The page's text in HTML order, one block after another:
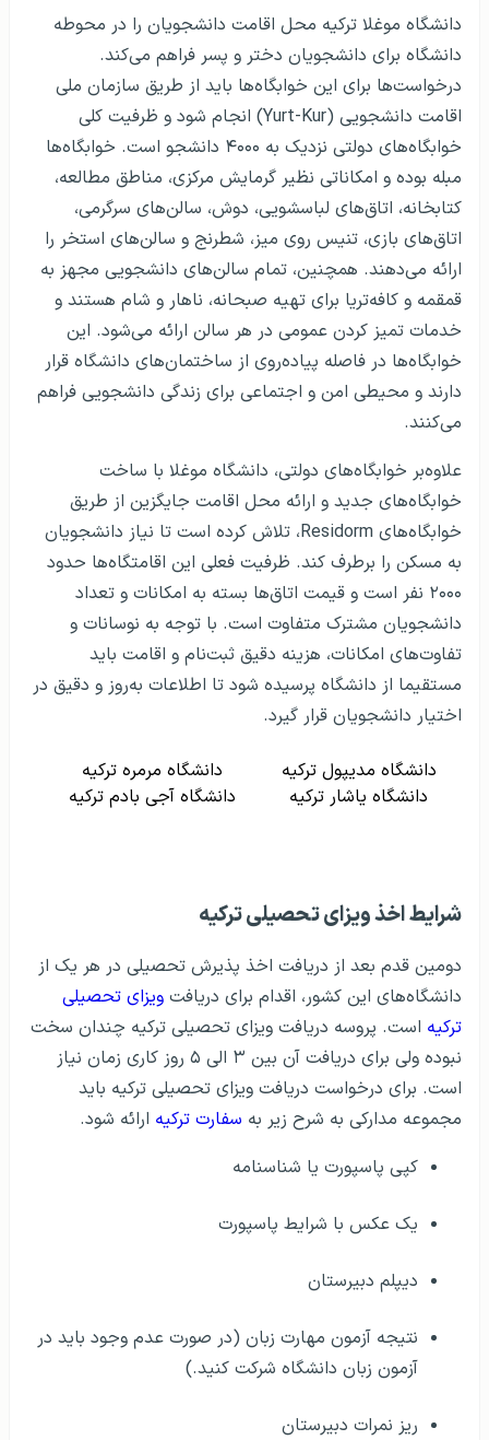
دانشگاه موغلا ترکیه محل اقامت دانشجویان را در محوطه
دانشگاه برای دانشجویان دختر و پسر فراهم می‌کند.
درخواست‌ها برای این خوابگاه‌ها باید از طریق سازمان ملی
اقامت دانشجویی (Yurt-Kur) انجام شود و ظرفیت کلی
خوابگاه‌های دولتی نزدیک به ۴۰۰۰ دانشجو است. خوابگاه‌ها
مبله بوده و امکاناتی نظیر گرمایش مرکزی، مناطق مطالعه،
کتابخانه، اتاق‌های لباسشویی، دوش، سالن‌های سرگرمی،
اتاق‌های بازی، تنیس روی میز، شطرنج و سالن‌های استخر را
ارائه می‌دهند. همچنین، تمام سالن‌های دانشجویی مجهز به
قمقمه و کافه‌تریا برای تهیه صبحانه، ناهار و شام هستند و
خدمات تمیز کردن عمومی در هر سالن ارائه می‌شود. این
خوابگاه‌ها در فاصله پیاده‌روی از ساختمان‌های دانشگاه قرار
دارند و محیطی امن و اجتماعی برای زندگی دانشجویی فراهم
می‌کنند.
علاوه‌بر خوابگاه‌های دولتی، دانشگاه موغلا با ساخت
خوابگاه‌های جدید و ارائه محل اقامت جایگزین از طریق
خوابگاه‌های Residorm، تلاش کرده است تا نیاز دانشجویان
به مسکن را برطرف کند. ظرفیت فعلی این اقامتگاه‌ها حدود
۲۰۰۰ نفر است و قیمت اتاق‌ها بسته به امکانات و تعداد
دانشجویان مشترک متفاوت است. با توجه به نوسانات و
تفاوت‌های امکانات، هزینه دقیق ثبت‌نام و اقامت باید
مستقیما از دانشگاه پرسیده شود تا اطلاعات به‌روز و دقیق در
اختیار دانشجویان قرار گیرد.
دانشگاه مدیپول ترکیه
دانشگاه مرمره ترکیه
دانشگاه یاشار ترکیه
دانشگاه آجی بادم ترکیه
شرایط اخذ ویزای تحصیلی ترکیه
دومین قدم بعد از دریافت اخذ پذیرش تحصیلی در هر یک از
دانشگاه‌های این کشور، اقدام برای دریافت ویزای تحصیلی
ترکیه است. پروسه دریافت ویزای تحصیلی ترکیه چندان سخت
نبوده ولی برای دریافت آن بین ۳ الی ۵ روز کاری زمان نیاز
است. برای درخواست دریافت ویزای تحصیلی ترکیه باید
مجموعه مدارکی به شرح زیر به سفارت ترکیه ارائه شود.
کپی پاسپورت یا شناسنامه
یک عکس با شرایط پاسپورت
دیپلم دبیرستان
نتیجه آزمون مهارت زبان (در صورت عدم وجود باید در
آزمون زبان دانشگاه شرکت کنید.)
ریز نمرات دبیرستان